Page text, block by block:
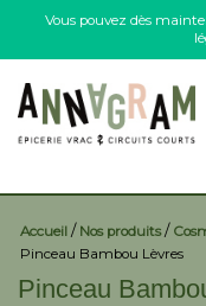
Accueil / Nos produits/
Pinceau Bambou Lèvres
Pinceau
Vous pouvez dès